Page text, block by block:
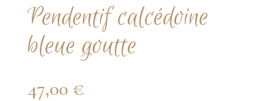
Pendentif calcédoine
bleue goutte
47,00 €